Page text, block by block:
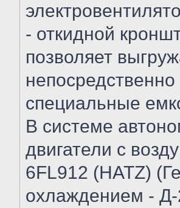
- откидной
позволяет
специальные
В системе
двигатели с
6FL912 (HATZ)
охлаждением - Д-